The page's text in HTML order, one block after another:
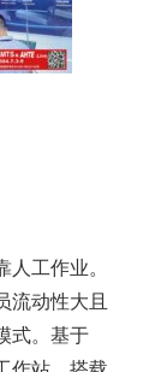
工作业。
流动性大且
式。基于